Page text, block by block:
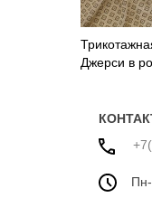
Джерси в